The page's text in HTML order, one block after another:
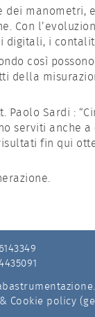
dei manometri,
Con
digitali, i
così
della
Paolo Sardi :
serviti anche
fin qui
Cookie policy (